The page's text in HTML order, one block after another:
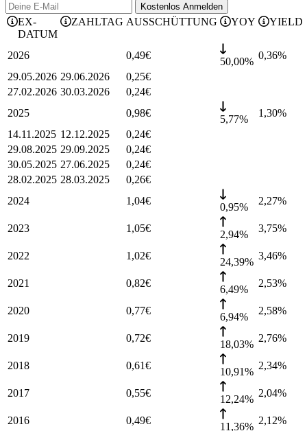
Kostenlos Anmelden
EX-
DATUM
ZAHLTAG AUSSCHÜTTUNG YOY YIELD
2026 0,49€
50,00%
0,36%
29.05.2026 29.06.2026 0,25€
27.02.2026 30.03.2026 0,24€
2025
0,98€
5,77%
1,30%
14.11.2025 12.12.2025 0,24€
29.08.2025 29.09.2025 0,24€
30.05.2025 27.06.2025 0,24€
28.02.2025 28.03.2025 0,26€
2024
1,04€
0,95%
2,27%
2023 1,05€
2,94%
3,75%
2022 1,02€
24,39%
3,46%
2021 0,82€
6,49%
2,53%
2020 0,77€
6,94%
2,58%
2019 0,72€
18,03%
2,76%
2018 0,61€
10,91%
2,34%
2017 0,55€
12,24%
2,04%
2016 0,49€
11,36%
2,12%